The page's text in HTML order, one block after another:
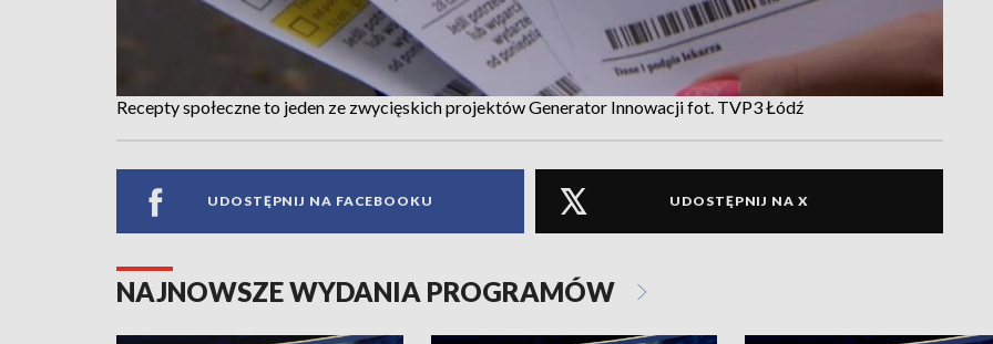
Recepty społeczne to jeden ze zwycięskich projektów Generator Innowacji fot. TVP3 Łódź
UDOSTĘPNIJ NA FACEBOOKU UDOSTĘPNIJ NA X
NAJNOWSZE WYDANIA PROGRAMÓW